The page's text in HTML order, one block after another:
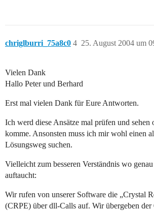
chriglburri_75a8c0 25. August 2004 um
4
Vielen Dank
Hallo Peter und Berhard
Erst mal vielen Dank für Eure Antworten.
Ich werd diese Ansätze mal prüfen und sehen
komme. Ansonsten muss ich mir wohl einen
Lösungsweg suchen.
Vielleicht zum besseren Verständnis wo
auftaucht:
Wir rufen von unserer Software die „Crystal
(CRPE) über dll-Calls auf. Wir übergeben der